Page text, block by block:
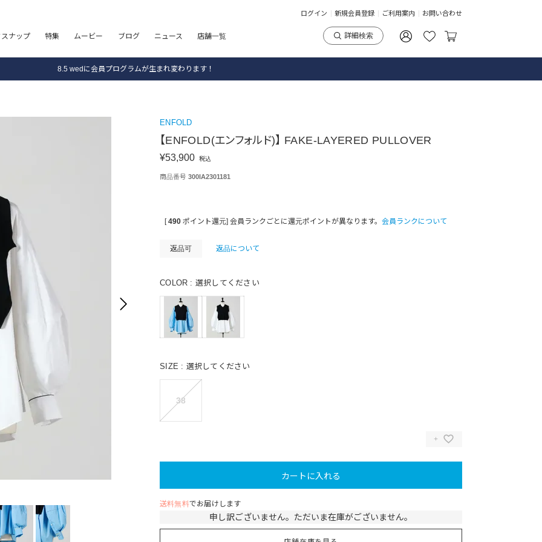
ログイン 新規会員登録 ご利用案内 お問い合わせ
ナップ 特集 ムービー ブログ ニュース 店舗一覧 詳細検索
8.5 wedに会員プログラムが生まれ変わります！
全国送料無料｜全品正規取扱
8.5 wedに会員プログラムが生まれ変わります！
L/BLU
ENFOLD
【ENFOLD(エンフォルド)】 FAKE-LAYERED PULLOVER
¥53,900 税込
商品番号 300IA2301181
[ 490 ポイント還元] 会員ランクごとに還元ポイントが異なります。 会員ランクについて
返品可 返品について
COLOR 選択してください
SIZE 選択してください
38
カートに入れる
送料無料でお届けします
申し訳ございません。ただいま在庫がございません。